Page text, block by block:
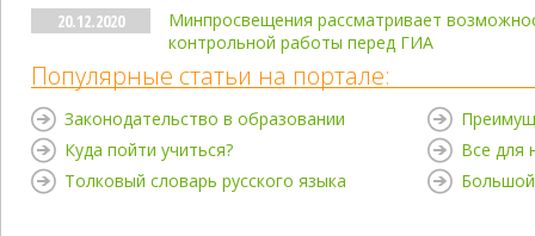
20.12.2020
Минпросвещения рассматривает
контрольной работы перед ГИА
Популярные статьи на портале:
Законодательство в образовании
Куда пойти учиться?
Толковый словарь русского языка
Все для
Большой